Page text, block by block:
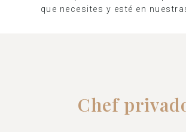
que necesites y esté en
Chef